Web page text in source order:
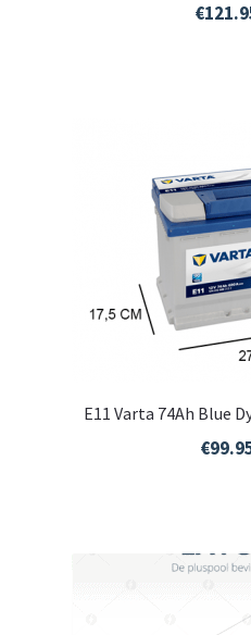
€
E11 Varta 74Ah Blue
€